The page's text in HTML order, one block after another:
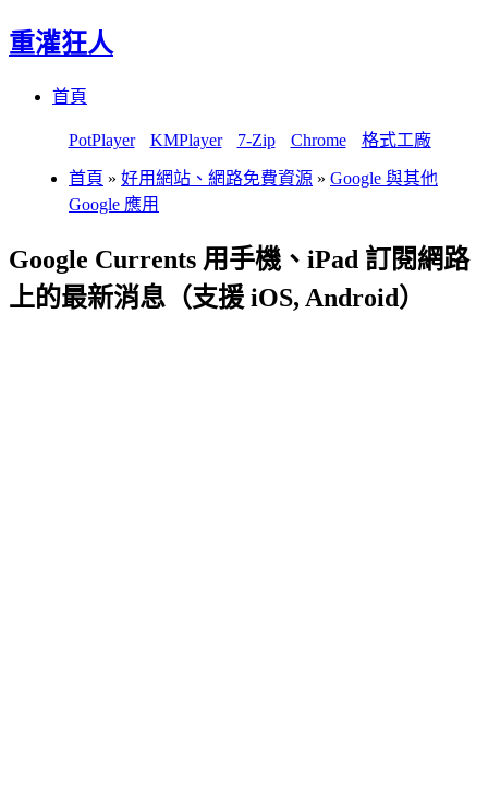
重灌狂人
首頁
PotPlayer KMPlayer 7-Zip Chrome 格式工廠
首頁 » 好用網站、網路免費資源 » Google 與其他
Google 應用
Google Currents 用手機、iPad 訂閱網路
上的最新消息（支援 iOS, Android）